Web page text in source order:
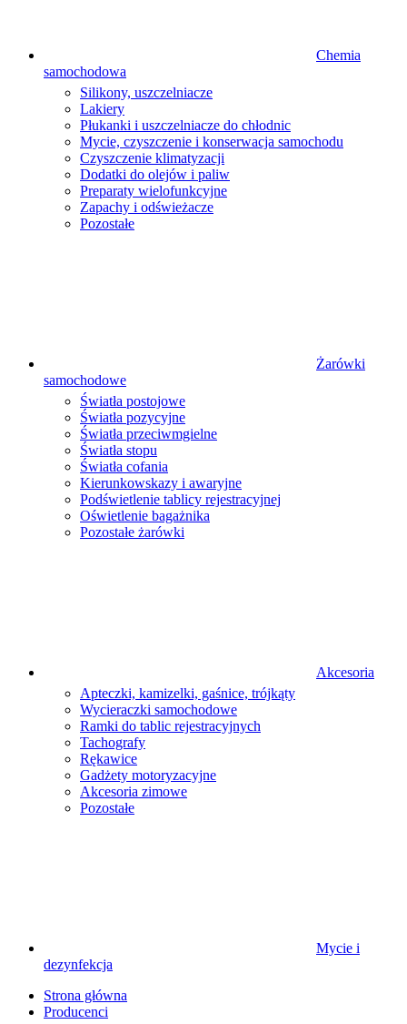
Chemia
samochodowa
Silikony, uszczelniacze
Lakiery
Płukanki i uszczelniacze do chłodnic
Mycie, czyszczenie i konserwacja samochodu
Czyszczenie klimatyzacji
Dodatki do olejów i paliw
Preparaty wielofunkcyjne
Zapachy i odświeżacze
Pozostałe
Żarówki
samochodowe
Światła postojowe
Światła pozycyjne
Światła przeciwmgielne
Światła stopu
Światła cofania
Kierunkowskazy i awaryjne
Podświetlenie tablicy rejestracyjnej
Oświetlenie bagażnika
Pozostałe żarówki
Akcesoria
Apteczki, kamizelki, gaśnice, trójkąty
Wycieraczki samochodowe
Ramki do tablic rejestracyjnych
Tachografy
Rękawice
Gadżety motoryzacyjne
Akcesoria zimowe
Pozostałe
Mycie i
dezynfekcja
Strona główna
Producenci